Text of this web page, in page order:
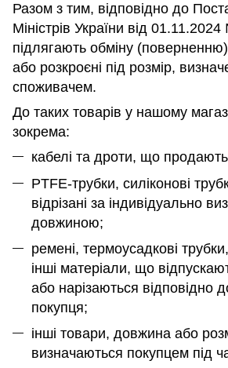
Разом з тим, відповідно до
Міністрів України від
підлягають обміну (поверненню)
або розкроєні під розмір,
споживачем.
До таких товарів у нашому
зокрема:
кабелі та дроти, що
PTFE-трубки, силіконові
відрізані за індивідуально
довжиною;
ремені, термоусадкові
інші матеріали, що
або нарізаються відповідно
покупця;
інші товари, довжина або
визначаються покупцем під